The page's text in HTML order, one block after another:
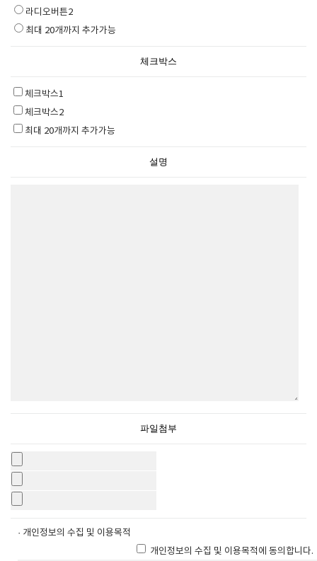
라디오버튼2
최대 20개까지 추가가능
체크박스
체크박스1
체크박스2
최대 20개까지 추가가능
설명
파일첨부
· 개인정보의 수집 및 이용목적
개인정보의 수집 및 이용목적에 동의합니다.